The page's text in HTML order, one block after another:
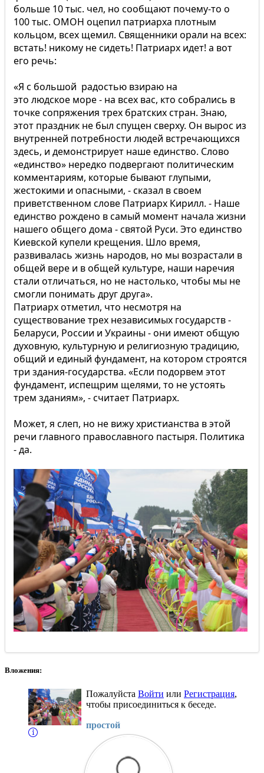
больше 10 тыс. чел, но сообщают почему-то о
100 тыс. ОМОН оцепил патриарха плотным
кольцом, всех щемил. Священники орали на всех:
встать! никому не сидеть! Патриарх идет! а вот
его речь:
«Я с большой радостью взираю на
это людское море - на всех вас, кто собрались в
точке сопряжения трех братских стран. Знаю,
этот праздник не был спущен сверху. Он вырос из
внутренней потребности людей встречающихся
здесь, и демонстрирует наше единство. Слово
«единство» нередко подвергают политическим
комментариям, которые бывают глупыми,
жестокими и опасными, - сказал в своем
приветственном слове Патриарх Кирилл. - Наше
единство рождено в самый момент начала жизни
нашего общего дома - святой Руси. Это единство
Киевской купели крещения. Шло время,
развивалась жизнь народов, но мы возрастали в
общей вере и в общей культуре, наши наречия
стали отличаться, но не настолько, чтобы мы не
смогли понимать друг друга».
Патриарх отметил, что несмотря на
существование трех независимых государств -
Беларуси, России и Украины - они имеют общую
духовную, культурную и религиозную традицию,
общий и единый фундамент, на котором строятся
три здания-государства. «Если подорвем этот
фундамент, испещрим щелями, то не устоять
трем зданиям», - считает Патриарх.
Может, я слеп, но не вижу христианства в этой
речи главного православного пастыря. Политика
- да.
Вложения:
Пожалуйста Войти или Регистрация,
чтобы присоединиться к беседе.
простой